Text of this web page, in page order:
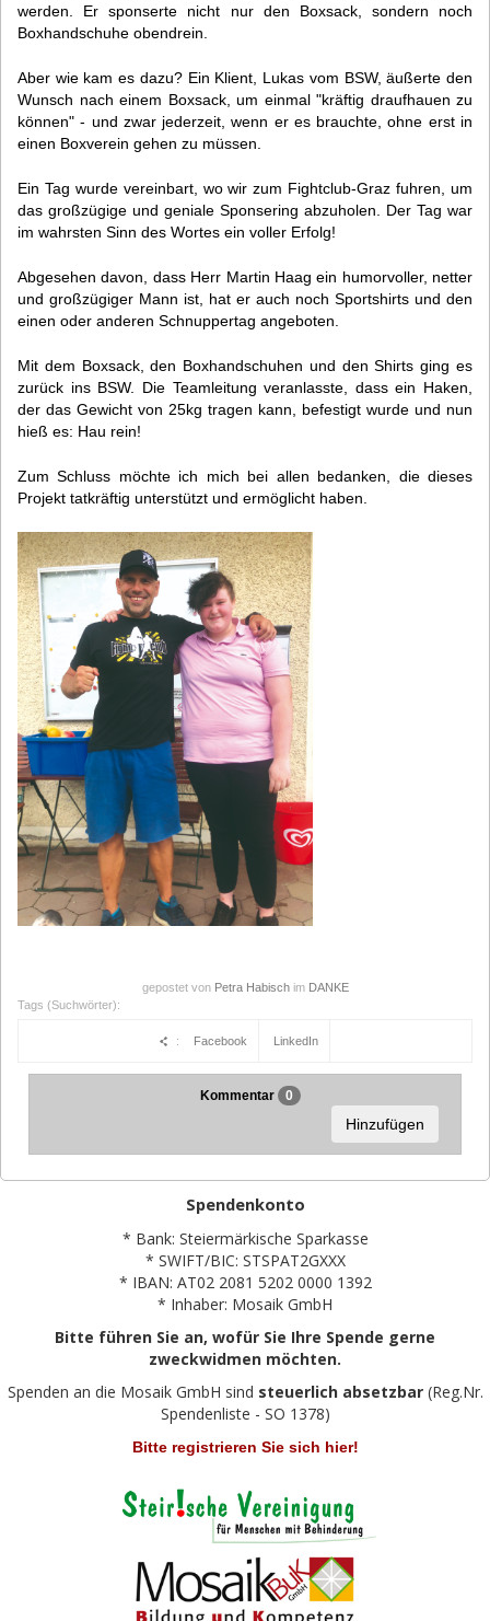
werden. Er sponserte nicht nur den Boxsack, sondern noch
Boxhandschuhe obendrein.
Aber wie kam es dazu? Ein Klient, Lukas vom BSW, äußerte den
Wunsch nach einem Boxsack, um einmal "kräftig draufhauen zu
können" - und zwar jederzeit, wenn er es brauchte, ohne erst in
einen Boxverein gehen zu müssen.
Ein Tag wurde vereinbart, wo wir zum Fightclub-Graz fuhren, um
das großzügige und geniale Sponsering abzuholen. Der Tag war
im wahrsten Sinn des Wortes ein voller Erfolg!
Abgesehen davon, dass Herr Martin Haag ein humorvoller, netter
und großzügiger Mann ist, hat er auch noch Sportshirts und den
einen oder anderen Schnuppertag angeboten.
Mit dem Boxsack, den Boxhandschuhen und den Shirts ging es
zurück ins BSW. Die Teamleitung veranlasste, dass ein Haken,
der das Gewicht von 25kg tragen kann, befestigt wurde und nun
hieß es: Hau rein!
Zum Schluss möchte ich mich bei allen bedanken, die dieses
Projekt tatkräftig unterstützt und ermöglicht haben.
gepostet von Petra Habischim DANKE
Tags (Suchwörter):
: Facebook LinkedIn
Kommentar 0
Hinzufügen
Spendenkonto
* Bank: Steiermärkische Sparkasse
* SWIFT/BIC: STSPAT2GXXX
* IBAN: AT02 2081 5202 0000 1392
* Inhaber: Mosaik GmbH
Bitte führen Sie an, wofür Sie Ihre Spende gerne
zweckwidmen möchten.
Spenden an die Mosaik GmbH sind steuerlich absetzbar(Reg.Nr.
Spendenliste - SO 1378)
Bitte registrieren Sie sich hier!